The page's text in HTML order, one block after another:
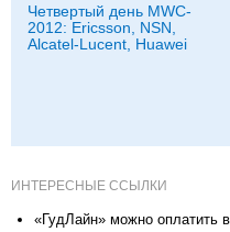
Четвертый день MWC-
2012: Ericsson, NSN,
Alcatel-Lucent, Huawei
ИНТЕРЕСНЫЕ ССЫЛКИ
«ГудЛайн» можно оплатить